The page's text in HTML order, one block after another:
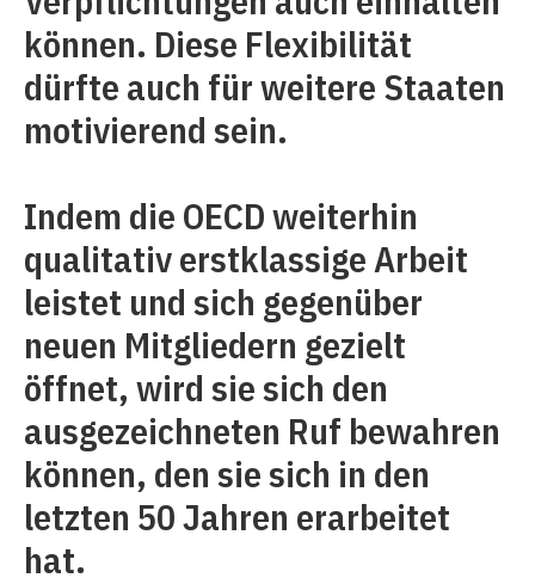
können. Diese Flexibilität
dürfte auch für weitere Staaten
motivierend sein.
Indem die OECD weiterhin
qualitativ erstklassige Arbeit
leistet und sich gegenüber
neuen Mitgliedern gezielt
öffnet, wird sie sich den
ausgezeichneten Ruf bewahren
können, den sie sich in den
letzten 50 Jahren erarbeitet
hat.